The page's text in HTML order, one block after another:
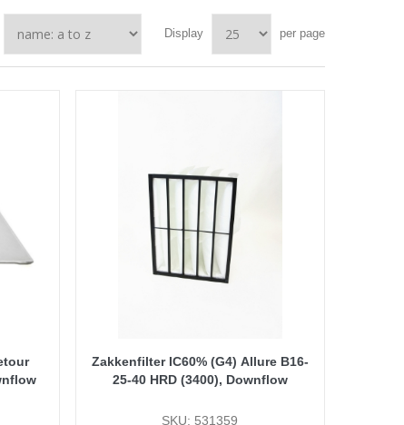
Display per page
Zakkenfilter IC60% (G4) Allure B16-
25-40 HRD (3400), Downflow
SKU: 531359